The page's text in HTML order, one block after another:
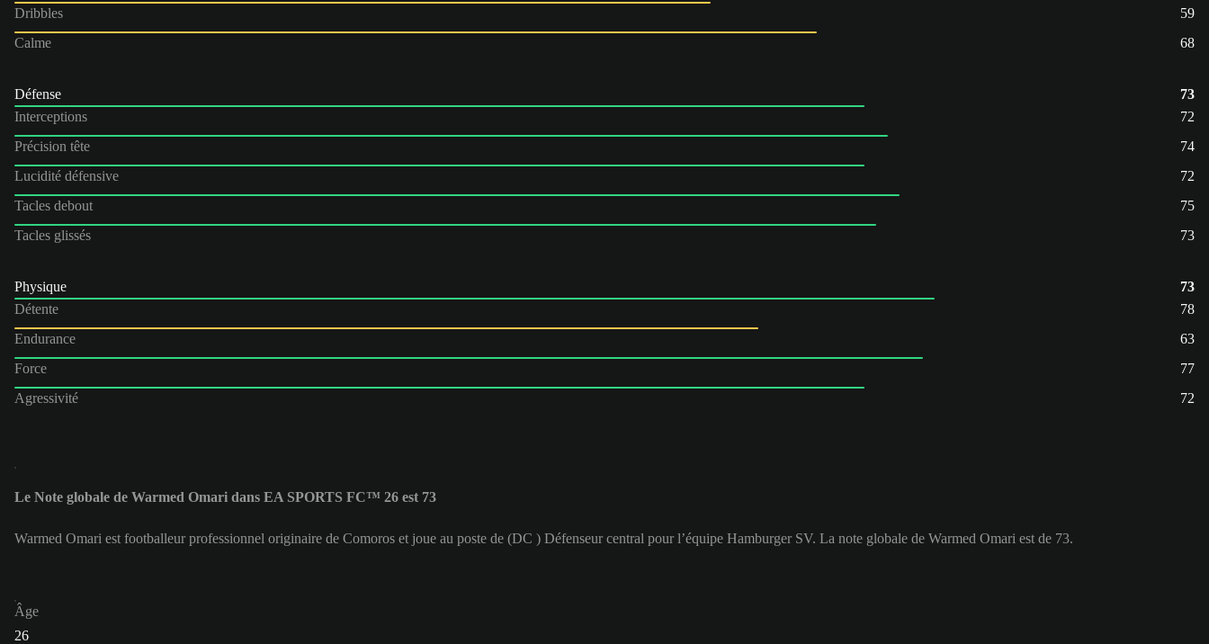
Dribbles
59
Calme
68
Défense
73
Interceptions
72
Précision tête
74
Lucidité défensive
72
Tacles debout
75
Tacles glissés
73
Physique
73
Détente
78
Endurance
63
Force
77
Agressivité
72
Le Note globale de Warmed Omari dans EA SPORTS FC™ 26 est 73
Warmed Omari est footballeur professionnel originaire de Comoros et joue au poste de (DC ) Défenseur central pour l’équipe Hamburger SV. La note globale de Warmed Omari est de 73.
Âge
26